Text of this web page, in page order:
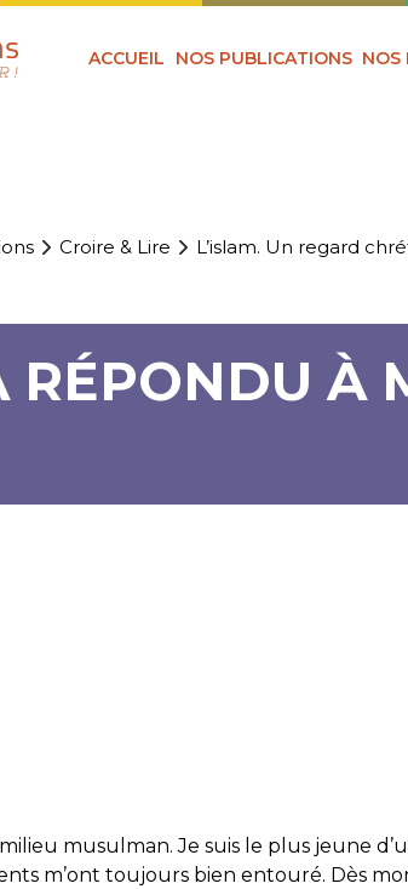
ACCUEIL NOS PUBLICATIONS NOS
Croire & Lire L’islam. Un regard
RÉPONDU À
musulman. Je suis le plus jeune
m’ont toujours bien entouré. Dès